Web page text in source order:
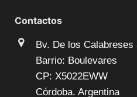
Contactos
Bv. De los Calabreses
Barrio: Boulevares
CP: X5022EWW
Córdoba. Argentina